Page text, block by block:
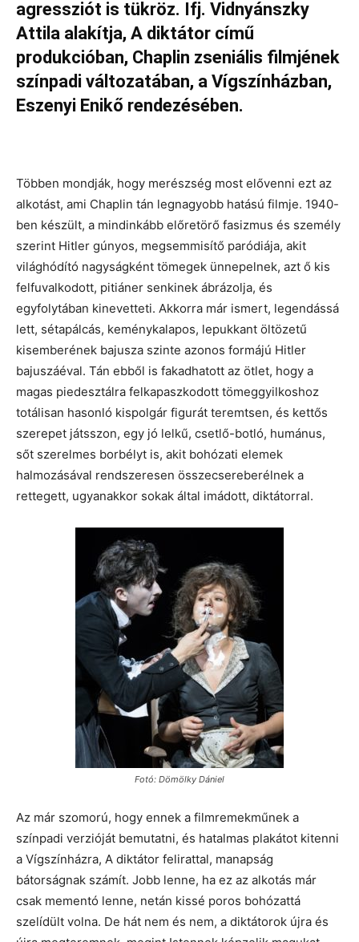
agressziót is tükröz. Ifj. Vidnyánszky
Attila alakítja, A diktátor című
produkcióban, Chaplin zseniális filmjének
színpadi változatában, a Vígszínházban,
Eszenyi Enikő rendezésében.
Többen mondják, hogy merészség most elővenni ezt az
alkotást, ami Chaplin tán legnagyobb hatású filmje. 1940-
ben készült, a mindinkább előretörő fasizmus és személy
szerint Hitler gúnyos, megsemmisítő paródiája, akit
világhódító nagyságként tömegek ünnepelnek, azt ő kis
felfuvalkodott, pitiáner senkinek ábrázolja, és
egyfolytában kinevetteti. Akkorra már ismert, legendássá
lett, sétapálcás, keménykalapos, lepukkant öltözetű
kisemberének bajusza szinte azonos formájú Hitler
bajuszáéval. Tán ebből is fakadhatott az ötlet, hogy a
magas piedesztálra felkapaszkodott tömeggyilkoshoz
totálisan hasonló kispolgár figurát teremtsen, és kettős
szerepet játsszon, egy jó lelkű, csetlő-botló, humánus,
sőt szerelmes borbélyt is, akit bohózati elemek
halmozásával rendszeresen összecsereberélnek a
rettegett, ugyanakkor sokak által imádott, diktátorral.
Fotó: Dömölky Dániel
Az már szomorú, hogy ennek a filmremekműnek a
színpadi verzióját bemutatni, és hatalmas plakátot kitenni
a Vígszínházra, A diktátor felirattal, manapság
bátorságnak számít. Jobb lenne, ha ez az alkotás már
csak mementó lenne, netán kissé poros bohózattá
szelídült volna. De hát nem és nem, a diktátorok újra és